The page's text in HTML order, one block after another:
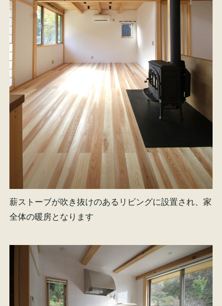
薪ストーブが吹き抜けのあるリビングに設置され、家
全体の暖房となります